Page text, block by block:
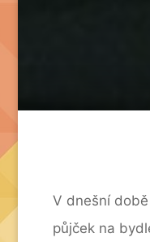
V dnešní
půjček na